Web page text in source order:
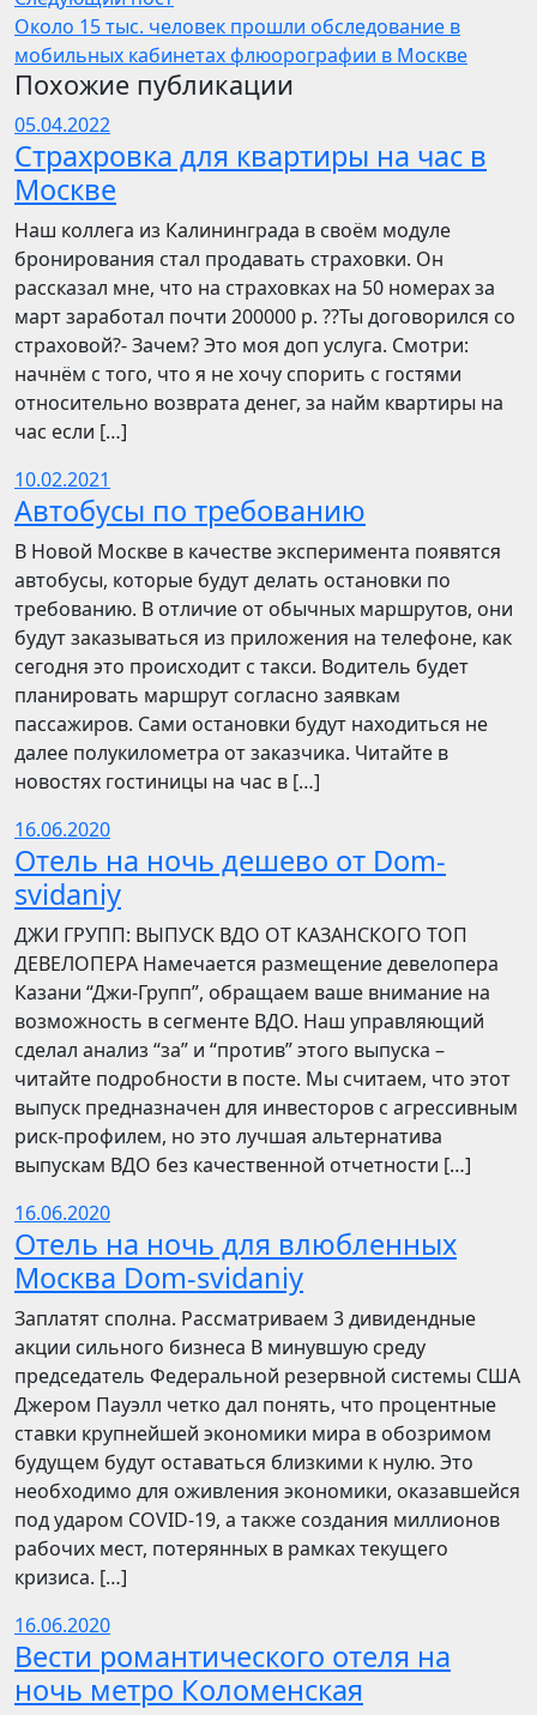
Около 15 тыс. человек прошли обследование в
мобильных кабинетах флюорографии в Москве
Похожие публикации
05.04.2022
Страхровка для квартиры на час в
Москве
Наш коллега из Калининграда в своём модуле
бронирования стал продавать страховки. Он
рассказал мне, что на страховках на 50 номерах за
март заработал почти 200000 р. ??Ты договорился со
страховой?- Зачем? Это моя доп услуга. Смотри:
начнём с того, что я не хочу спорить с гостями
относительно возврата денег, за найм квартиры на
час если […]
10.02.2021
Автобусы по требованию
В Новой Москве в качестве эксперимента появятся
автобусы, которые будут делать остановки по
требованию. В отличие от обычных маршрутов, они
будут заказываться из приложения на телефоне, как
сегодня это происходит с такси. Водитель будет
планировать маршрут согласно заявкам
пассажиров. Сами остановки будут находиться не
далее полукилометра от заказчика. Читайте в
новостях гостиницы на час в […]
16.06.2020
Отель на ночь дешево от Dom-
svidaniy
​​ДЖИ ГРУПП: ВЫПУСК ВДО ОТ КАЗАНСКОГО ТОП
ДЕВЕЛОПЕРА Намечается размещение девелопера
Казани “Джи-Групп”, обращаем ваше внимание на
возможность в сегменте ВДО. Наш управляющий
сделал анализ “за” и “против” этого выпуска –
читайте подробности в посте. Мы считаем, что этот
выпуск предназначен для инвесторов с агрессивным
риск-профилем, но это лучшая альтернатива
выпускам ВДО без качественной отчетности […]
16.06.2020
Отель на ночь для влюбленных
Москва Dom-svidaniy
Заплатят сполна. Рассматриваем 3 дивидендные
акции сильного бизнеса В минувшую среду
председатель Федеральной резервной системы США
Джером Пауэлл четко дал понять, что процентные
ставки крупнейшей экономики мира в обозримом
будущем будут оставаться близкими к нулю. Это
необходимо для оживления экономики, оказавшейся
под ударом COVID-19, а также создания миллионов
рабочих мест, потерянных в рамках текущего
кризиса. […]
16.06.2020
Вести романтического отеля на
ночь метро Коломенская